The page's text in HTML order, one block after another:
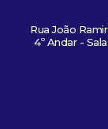
Rua João
4º Andar -